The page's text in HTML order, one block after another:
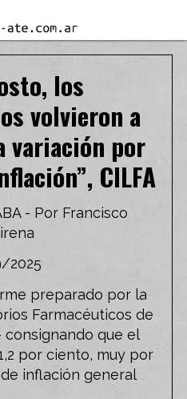
los
volvieron a
variación por
CILFA
preparado por la
Farmacéuticos de
consignando que el
por ciento, muy por
inflación general
2025
- Por Francisco